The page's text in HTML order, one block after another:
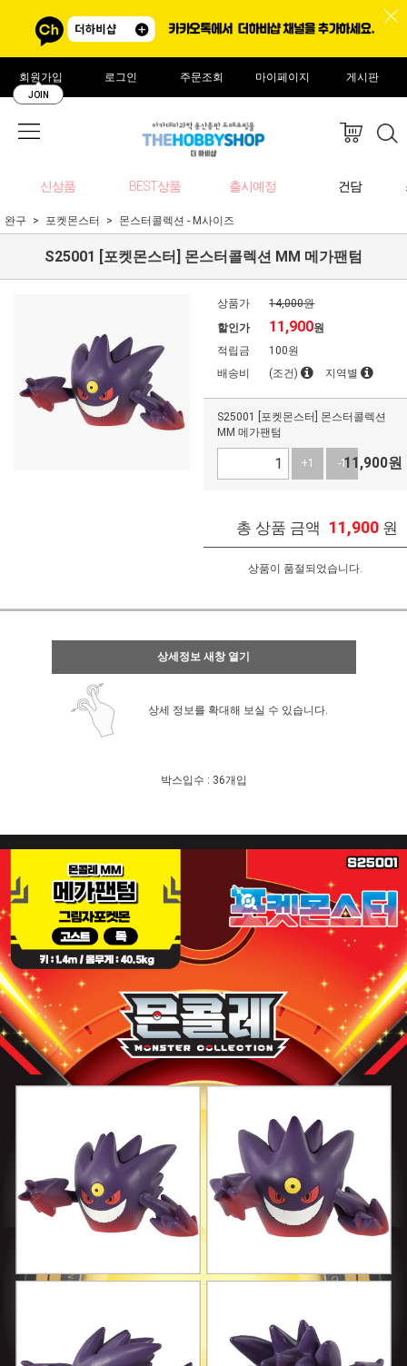
회원가입
JOIN
로그인 주문조회 마이페이지 게시판
신상품 BEST상품 출시예정 건담
완구 포켓몬스터 몬스터콜렉션 - M사이즈
S25001 [포켓몬스터] 몬스터콜렉션 MM 메가팬텀
상품가
14,000원
할인가
11,900원
적립금
100원
배송비
(조건) 지역별
S25001 [포켓몬스터] 몬스터콜렉션
MM 메가팬텀
+1 -111,900원
총 상품 금액 11,900 원
상품이 품절되었습니다.
상세정보 새창 열기
상세 정보를 확대해 보실 수 있습니다.
박스입수 : 36개입